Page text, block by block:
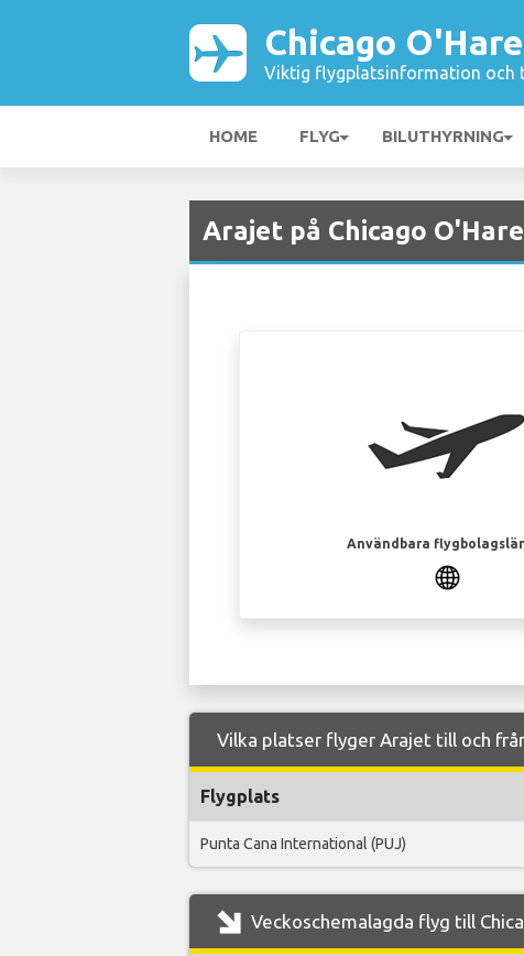
Chicago
Viktig flygplatsinformation och
HOME FLYG BILUTHYRNING
Arajet på Chicago
Användbara
Vilka platser flyger Arajet till och
Flygplats
Punta Cana International (PUJ)
Veckoschemalagda flyg till